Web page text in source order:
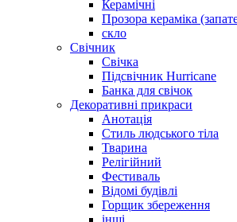
Керамічні
Прозора кераміка
скло
Свічник
Свічка
Підсвічник Hurricane
Банка для свічок
Декоративні прикраси
Анотація
Стиль людського тіла
Тварина
Релігійний
Фестиваль
Відомі будівлі
Горщик збереження
інші